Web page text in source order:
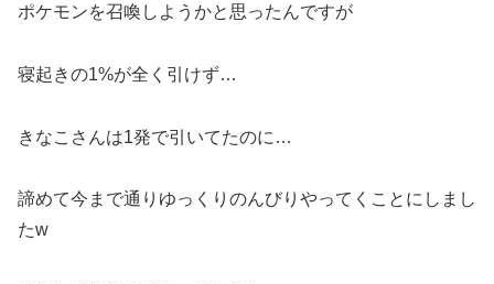
ポケモンを召喚しようかと思ったんですが
寝起きの1%が全く引けず…
きなこさんは1発で引いてたのに…
諦めて今まで通りゆっくりのんびりやってくことにしまし
たw